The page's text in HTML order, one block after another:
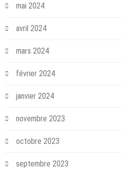
mai 2024
avril 2024
mars 2024
février 2024
janvier 2024
novembre 2023
octobre 2023
septembre 2023